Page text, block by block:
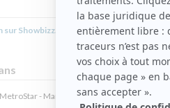
sur Showbizz.net
- Martine Poliquin - Un